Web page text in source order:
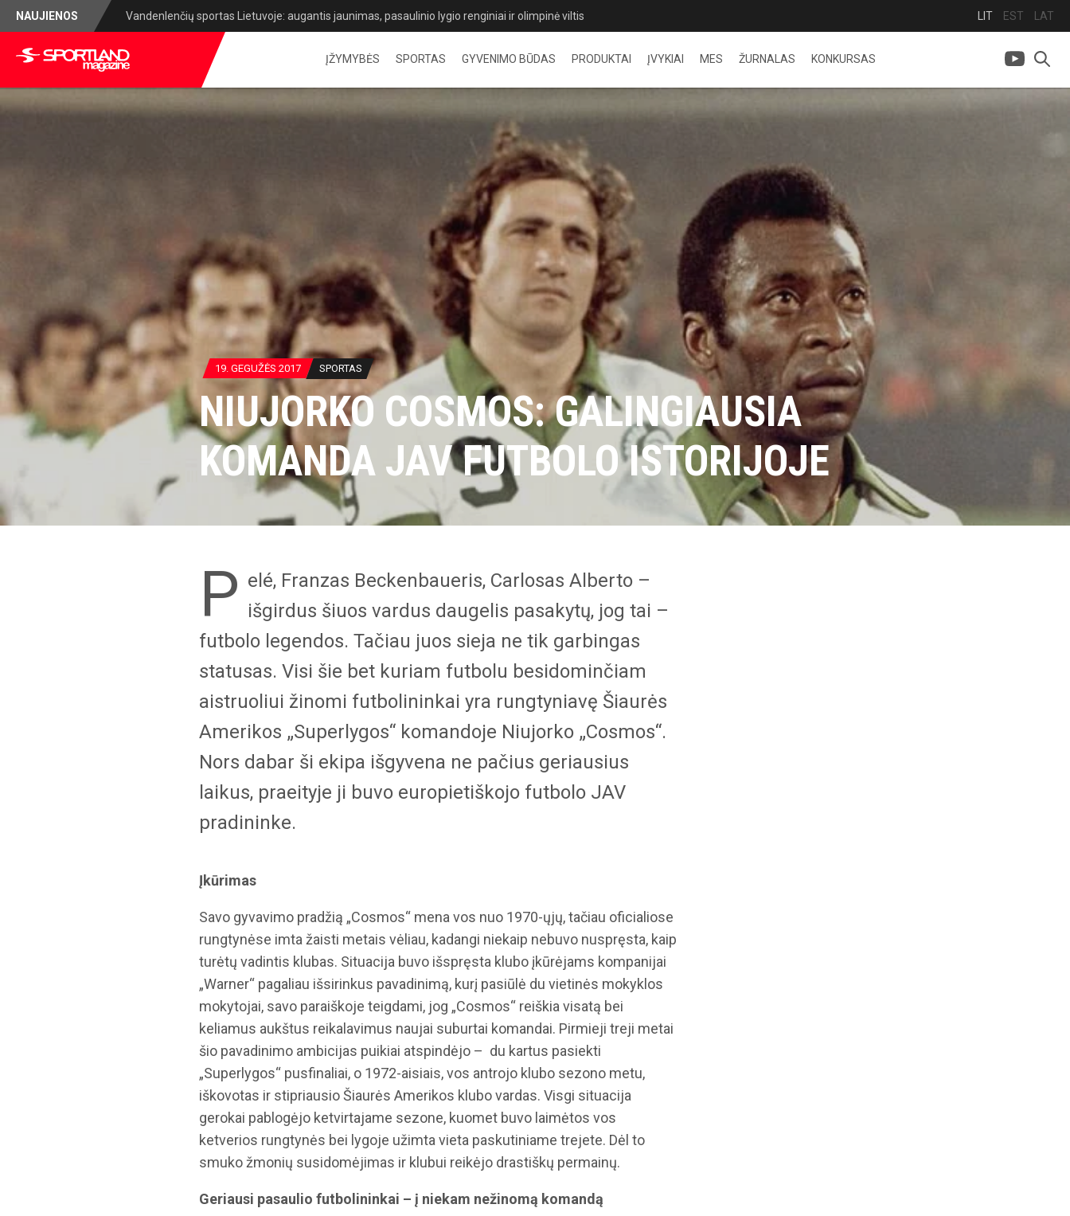
NAUJIENOS Lietuvos lengvosios atletikos čempionatas: sugrįžimai, rekordai ir ryškūs favoritų pasirodymai Palangoje LIT EST LAT
ĮŽYMYBĖS SPORTAS GYVENIMO BŪDAS PRODUKTAI ĮVYKIAI MES ŽURNALAS KONKURSAS
19. GEGUŽĖS 2017 SPORTAS
NIUJORKO COSMOS: GALINGIAUSIA
KOMANDA JAV FUTBOLO ISTORIJOJE
P elé, Franzas Beckenbaueris, Carlosas Alberto –
išgirdus šiuos vardus daugelis pasakytų, jog tai –
futbolo legendos. Tačiau juos sieja ne tik garbingas
statusas. Visi šie bet kuriam futbolu besidominčiam
aistruoliui žinomi futbolininkai yra rungtyniavę Šiaurės
Amerikos „Superlygos“ komandoje Niujorko „Cosmos“.
Nors dabar ši ekipa išgyvena ne pačius geriausius
laikus, praeityje ji buvo europietiškojo futbolo JAV
pradininke.
Įkūrimas
Savo gyvavimo pradžią „Cosmos“ mena vos nuo 1970-ųjų, tačiau oficialiose
rungtynėse imta žaisti metais vėliau, kadangi niekaip nebuvo nuspręsta, kaip
turėtų vadintis klubas. Situacija buvo išspręsta klubo įkūrėjams kompanijai
„Warner“ pagaliau išsirinkus pavadinimą, kurį pasiūlė du vietinės mokyklos
mokytojai, savo paraiškoje teigdami, jog „Cosmos“ reiškia visatą bei
keliamus aukštus reikalavimus naujai suburtai komandai. Pirmieji treji metai
šio pavadinimo ambicijas puikiai atspindėjo – du kartus pasiekti
„Superlygos“ pusfinaliai, o 1972-aisiais, vos antrojo klubo sezono metu,
iškovotas ir stipriausio Šiaurės Amerikos klubo vardas. Visgi situacija
gerokai pablogėjo ketvirtajame sezone, kuomet buvo laimėtos vos
ketverios rungtynės bei lygoje užimta vieta paskutiniame trejete. Dėl to
smuko žmonių susidomėjimas ir klubui reikėjo drastiškų permainų.
Geriausi pasaulio futbolininkai – į niekam nežinomą komandą